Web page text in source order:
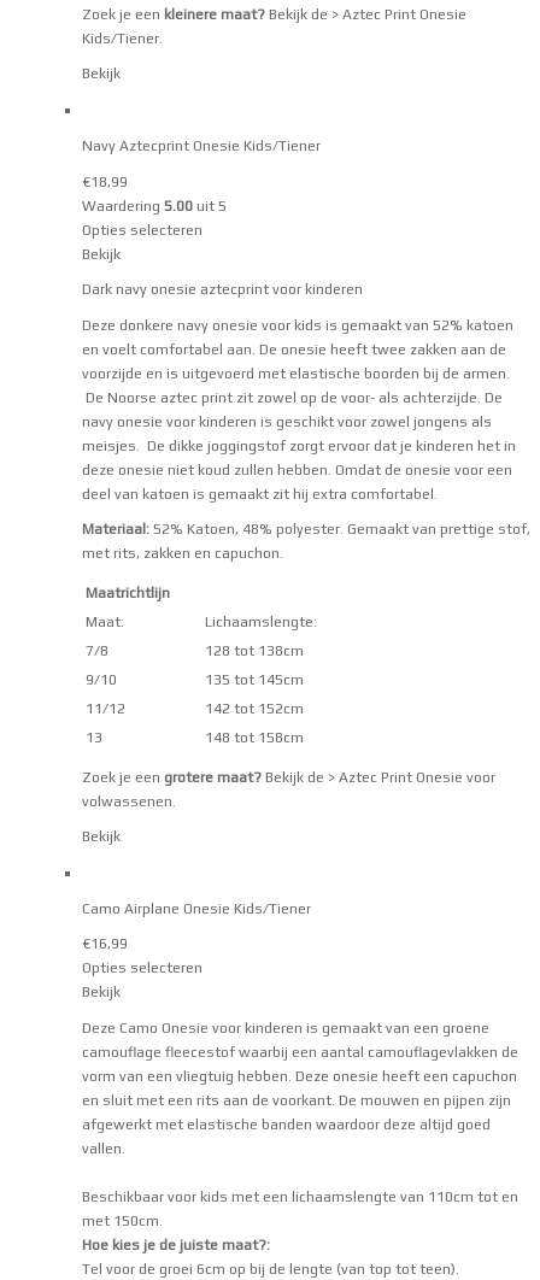
Zoek je een kleinere maat? Bekijk de > Aztec Print Onesie
Kids/Tiener
Bekijk
Navy Aztecprint Onesie Kids/Tiener
€18,99
Waardering 5.00 uit 5
Opties selecteren
Bekijk
Dark navy onesie aztecprint voor kinderen
Deze donkere navy onesie voor kids is gemaakt van 52% katoen
en voelt comfortabel aan. De onesie heeft twee zakken aan de
voorzijde en is uitgevoerd met elastische boorden bij de armen.
De Noorse aztec print zit zowel op de voor- als achterzijde. De
navy onesie voor kinderen is geschikt voor zowel jongens als
meisjes. De dikke joggingstof zorgt ervoor dat je kinderen het in
deze onesie niet koud zullen hebben. Omdat de onesie voor een
deel van katoen is gemaakt zit hij extra comfortabel.
Materiaal: 52% Katoen, 48% polyester. Gemaakt van prettige stof,
met rits, zakken en capuchon.
Maatrichtlijn
Maat:
Lichaamslengte:
7/8
128 tot 138cm
9/10
135 tot 145cm
11/12
142 tot 152cm
13
148 tot 158cm
Zoek je een grotere maat? Bekijk de > Aztec Print Onesie voor
volwassenen
Bekijk
Camo Airplane Onesie Kids/Tiener
€16,99
Opties selecteren
Bekijk
Deze Camo Onesie voor kinderen is gemaakt van een groene
camouflage fleecestof waarbij een aantal camouflagevlakken de
vorm van een vliegtuig hebben. Deze onesie heeft een capuchon
en sluit met een rits aan de voorkant. De mouwen en pijpen zijn
afgewerkt met elastische banden waardoor deze altijd goed
vallen.
Beschikbaar voor kids met een lichaamslengte van 110cm tot en
met 150cm.
Hoe kies je de juiste maat?:
Tel voor de groei 6cm op bij de lengte (van top tot teen).